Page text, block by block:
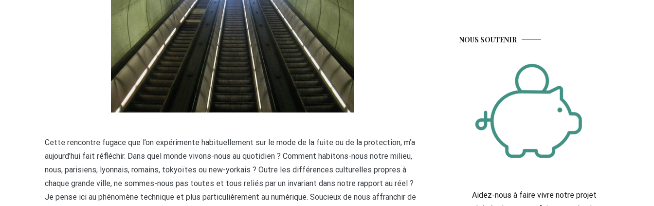
Cette rencontre fugace que l’on expérimente habituellement sur le mode de la fuite ou de la protection, m’a
aujourd’hui fait réfléchir. Dans quel monde vivons-nous au quotidien ? Comment habitons-nous notre milieu,
nous, parisiens, lyonnais, romains, tokyoïtes ou new-yorkais ? Outre les différences culturelles propres à
chaque grande ville, ne sommes-nous pas toutes et tous reliés par un invariant dans notre rapport au réel ?
Je pense ici au phénomène technique et plus particulièrement au numérique. Soucieux de nous affranchir de
NOUS SOUTENIR
Aidez-nous à faire vivre notre projet